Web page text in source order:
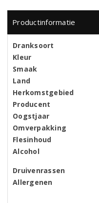
Productinformatie
Dranksoort
Kleur
Smaak
Land
Herkomstgebied
Producent
Oogstjaar
Omverpakking
Flesinhoud
Alcohol
Druivenrassen
Allergenen